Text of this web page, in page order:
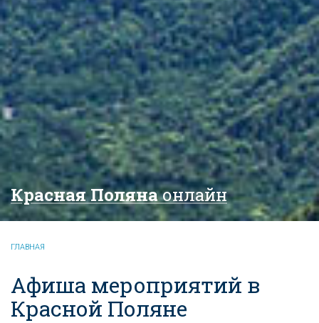
Красная Полянаонлайн
ГЛАВНАЯ
Афиша мероприятий в
Красной Поляне